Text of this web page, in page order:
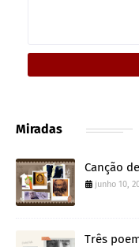
Miradas
Canção
junho 10,
Três